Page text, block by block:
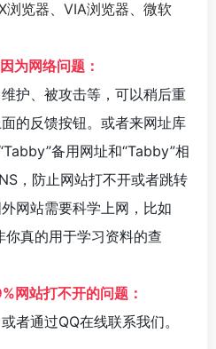
浏览器、 VIA浏览器、 微软
为网络问题：
护、被攻击等，可以稍后重
的反馈按钮。或者来网址库
备用网址和“Tabby”相
，防止网站打不开或者跳转
网站需要科学上网，比如
真的用于学习资料的查
网站打不开的问题：
者通过QQ在线联系我们。